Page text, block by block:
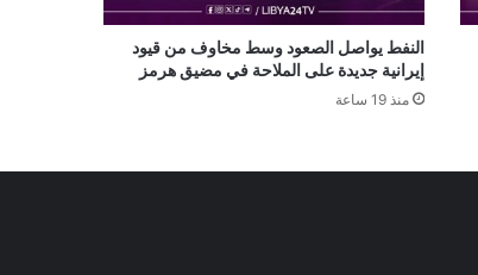
النفط يواصل الصعود وسط مخاوف من قيود
إيرانية جديدة على الملاحة في مضيق هرمز
منذ 19 ساعة